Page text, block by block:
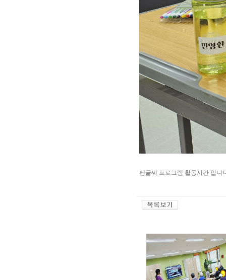
펜글씨 프로그램 활동시간 입니